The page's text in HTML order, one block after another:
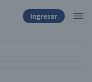
Ingresar